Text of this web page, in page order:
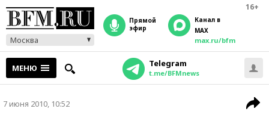
16+
Москва
прямой
эфир
Канал в
MAX
max.ru/bfm
МЕНЮ Telegram
t.me/BFMnews
7 июня 2010, 10:52